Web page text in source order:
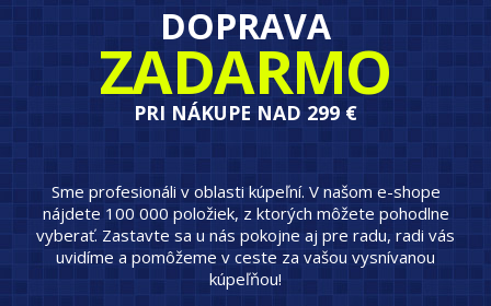
DOPRAVA
ZADARMO
PRI NÁKUPE NAD 299 €
Sme profesionáli v oblasti kúpeľní. V našom e-shope
nájdete 100 000 položiek, z ktorých môžete pohodlne
vyberať. Zastavte sa u nás pokojne aj pre radu, radi vás
uvidíme a pomôžeme v ceste za vašou vysnívanou
kúpeľňou!